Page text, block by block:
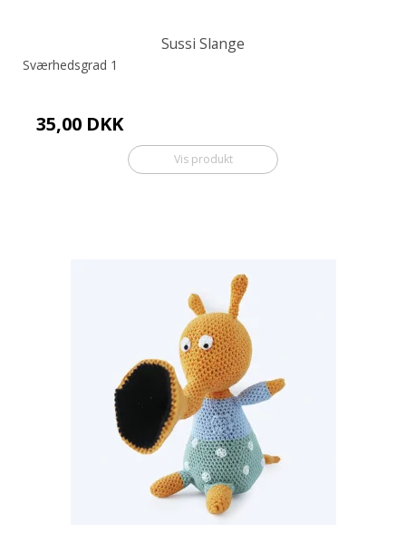
Sussi Slange
Sværhedsgrad 1
35,00 DKK
Vis produkt